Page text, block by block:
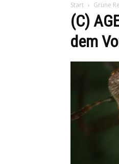
Start Grüne
(C)
dem